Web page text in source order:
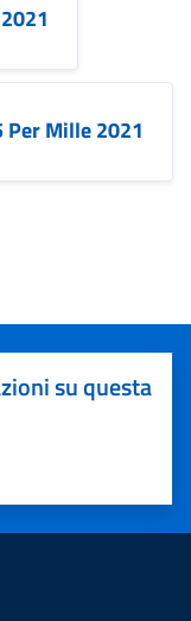
Per Mille 2021
su questa